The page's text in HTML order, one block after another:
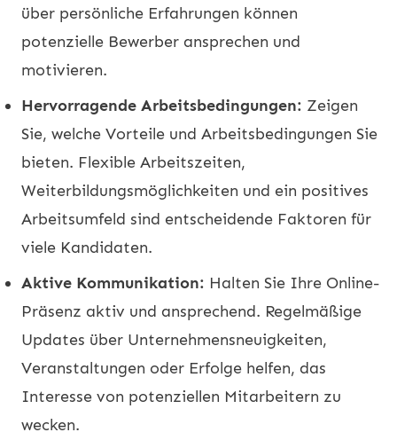
über persönliche Erfahrungen können
potenzielle Bewerber ansprechen und
motivieren.
Hervorragende Arbeitsbedingungen: Zeigen
Sie, welche Vorteile und Arbeitsbedingungen Sie
bieten. Flexible Arbeitszeiten,
Weiterbildungsmöglichkeiten und ein positives
Arbeitsumfeld sind entscheidende Faktoren für
viele Kandidaten.
Aktive Kommunikation: Halten Sie Ihre Online-
Präsenz aktiv und ansprechend. Regelmäßige
Updates über Unternehmensneuigkeiten,
Veranstaltungen oder Erfolge helfen, das
Interesse von potenziellen Mitarbeitern zu
wecken.